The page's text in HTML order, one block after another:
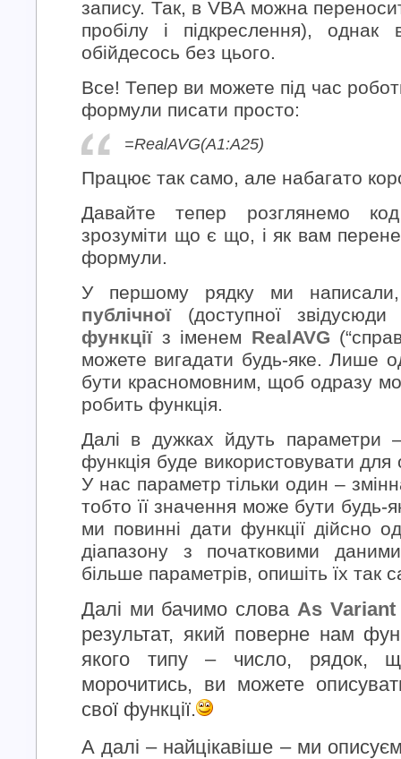
запису. Так, в VBA можна
пробілу і підкреслення),
обійдесось без цього.
Все! Тепер ви можете під час
формули писати просто:
=RealAVG(A1:A25)
Працює так само, але набагато
Давайте тепер розглянемо
зрозуміти що є що, і як вам
формули.
У першому рядку ми
публічної(доступної
функціїз іменем RealAVG
можете вигадати будь-яке. Лише
бути красномовним, щоб одразу
робить функція.
Далі в дужках йдуть параметри –
функція буде використовувати для
У нас параметр тільки один –
тобто її значення може бути
ми повинні дати функції дійсно
діапазону з початковими
більше параметрів, опишіть їх так
Далі ми бачимо слова As Variant
результат, який поверне нам
якого типу – число, рядок,
морочитись, ви можете
свої функції.
А далі – найцікавіше – ми